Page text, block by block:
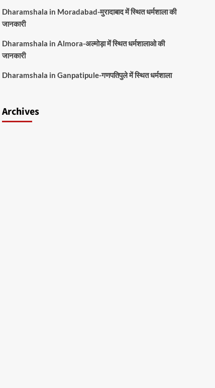
Dharamshala in Moradabad-मुरादाबाद में स्थित धर्मशाला की
जानकारी
Dharamshala in Almora-अल्मोड़ा में स्थित धर्मशालाओ की
जानकारी
Dharamshala in Ganpatipule-गणपतिपुले में स्थित धर्मशाला
Archives